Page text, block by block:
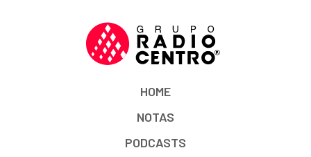
HOME
NOTAS
PODCASTS